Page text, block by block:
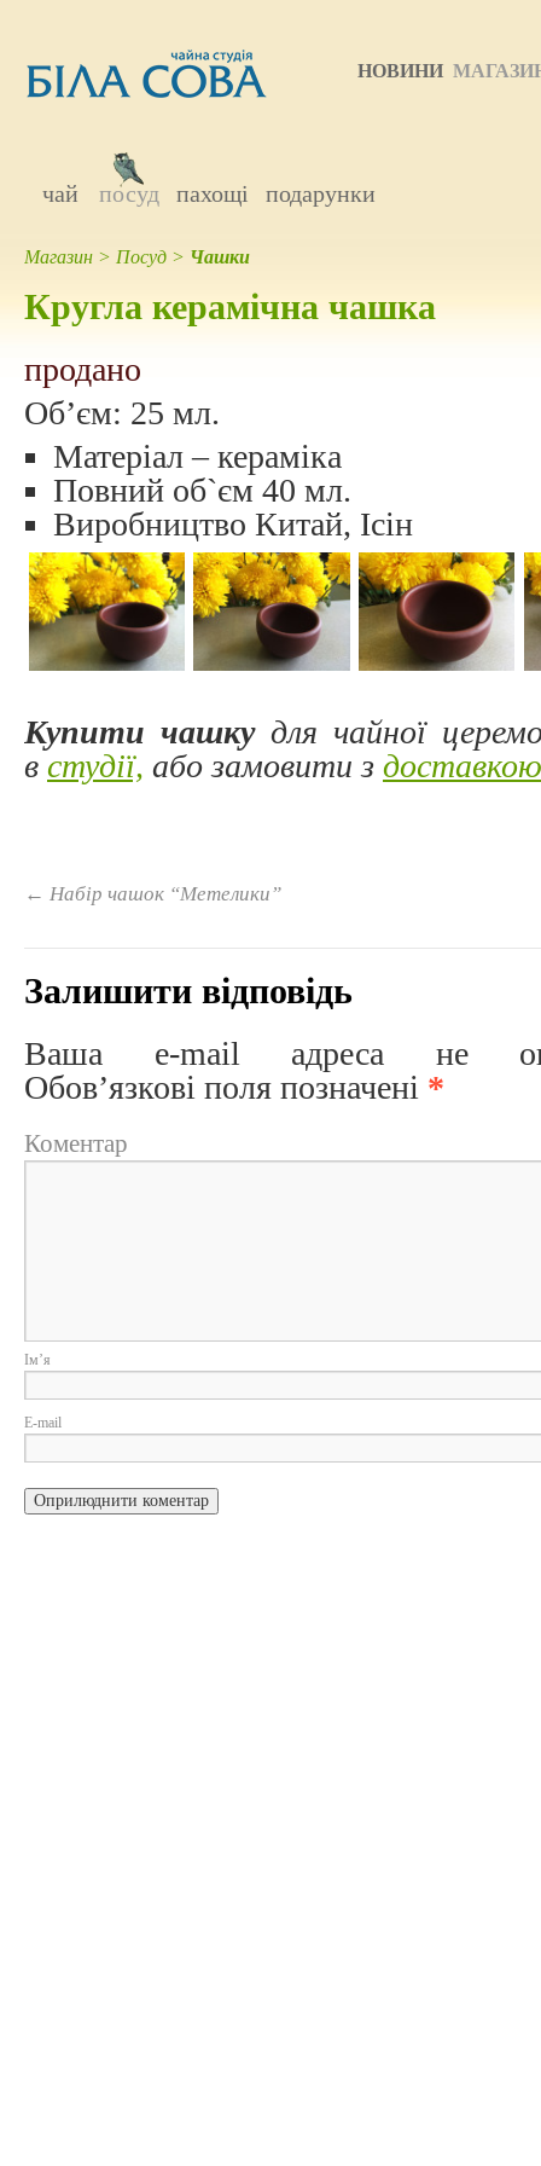
НОВИНИ
чай посуд пахощі подарунки
Магазин > Посуд > Чашки
Кругла керамічна чашка
продано
Об’єм: 25 мл.
Матеріал – кераміка
Повний об`єм 40 мл.
Виробництво Китай, Ісін
Купити чашкудля чайної
в студії, або замовити з доставкою
← Набір чашок “Метелики”
Залишити відповідь
Ваша e-mail адреса не
Обов’язкові поля позначені *
Коментар
E-